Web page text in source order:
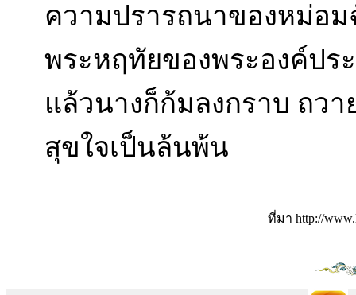
ความปรารถนาของหม่อ
พระหฤทัยของพระองค์ปร
แล้วนางก็ก้มลงกราบ ถว
สุขใจเป็นล้นพ้น
ที่มา http://